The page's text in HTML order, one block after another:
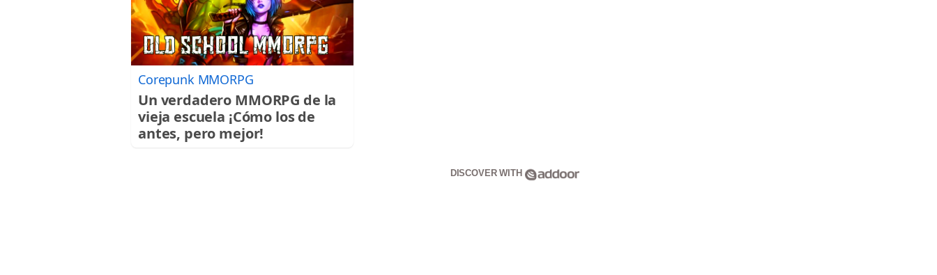
Corepunk MMORPG
Un verdadero MMORPG de la
vieja escuela ¡Cómo los de
antes, pero mejor!
DISCOVER WITH